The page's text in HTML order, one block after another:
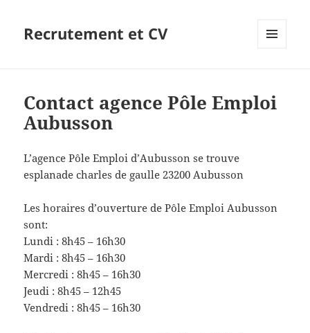
Recrutement et CV
Contact agence Pôle Emploi
Aubusson
L’agence Pôle Emploi d’Aubusson se trouve
esplanade charles de gaulle 23200 Aubusson
Les horaires d’ouverture de Pôle Emploi Aubusson
sont:
Lundi : 8h45 – 16h30
Mardi : 8h45 – 16h30
Mercredi : 8h45 – 16h30
Jeudi : 8h45 – 12h45
Vendredi : 8h45 – 16h30